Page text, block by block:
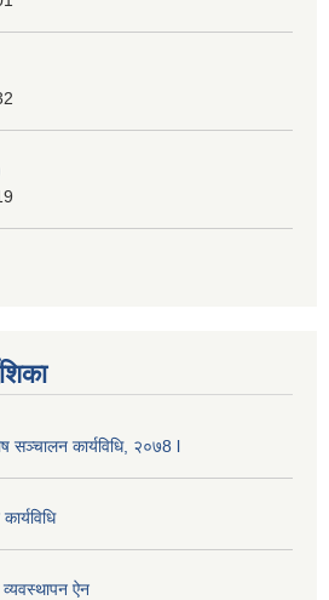
सञ्चालन कार्यविधि, २०७8 l
ऐन